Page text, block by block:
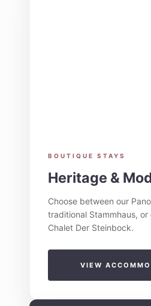
BOUTIQUE STAYS
Heritage &
Choose between our
traditional Stammhaus, or
Chalet Der Steinbock.
VIEW